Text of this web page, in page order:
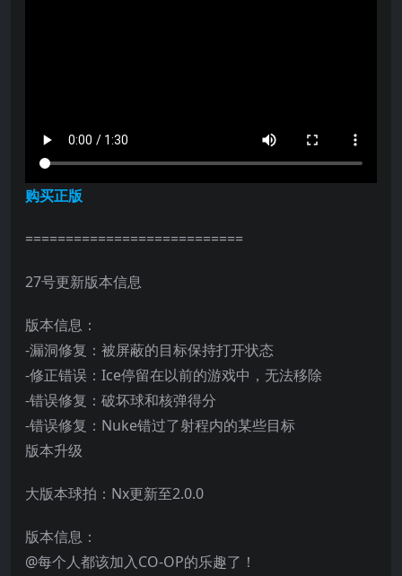
购买正版
===========================
27号更新版本信息
版本信息：
-漏洞修复：被屏蔽的目标保持打开状态
-修正错误：Ice停留在以前的游戏中，无法移除
-错误修复：破坏球和核弹得分
-错误修复：Nuke错过了射程内的某些目标
版本升级
大版本球拍：Nx更新至2.0.0
版本信息：
@每个人都该加入CO-OP的乐趣了！